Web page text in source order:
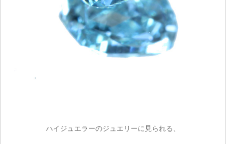
ハイジュエラーのジュエリーに見られる、